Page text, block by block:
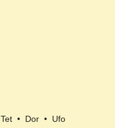
• Dor • Ufo